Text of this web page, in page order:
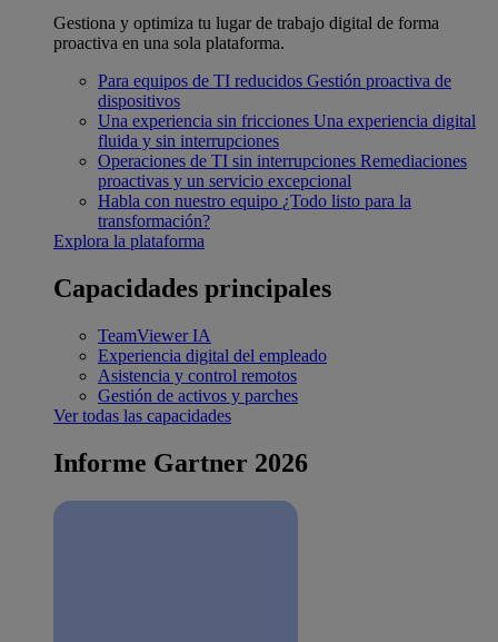
Gestiona y optimiza tu lugar de trabajo digital de forma
proactiva en una sola plataforma.
Para equipos de TI reducidos Gestión proactiva de
dispositivos
Una experiencia sin fricciones Una experiencia digital
fluida y sin interrupciones
Operaciones de TI sin interrupciones Remediaciones
proactivas y un servicio excepcional
Habla con nuestro equipo ¿Todo listo para la
transformación?
Explora la plataforma
Capacidades principales
TeamViewer IA
Experiencia digital del empleado
Asistencia y control remotos
Gestión de activos y parches
Ver todas las capacidades
Informe Gartner 2026